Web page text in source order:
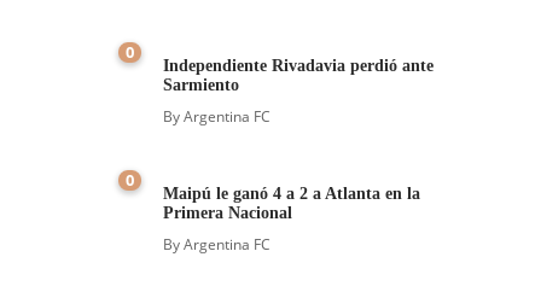
0
Independiente Rivadavia perdió ante
Sarmiento
ByArgentina FC
0
Maipú le ganó 4 a 2 a Atlanta en la
Primera Nacional
ByArgentina FC